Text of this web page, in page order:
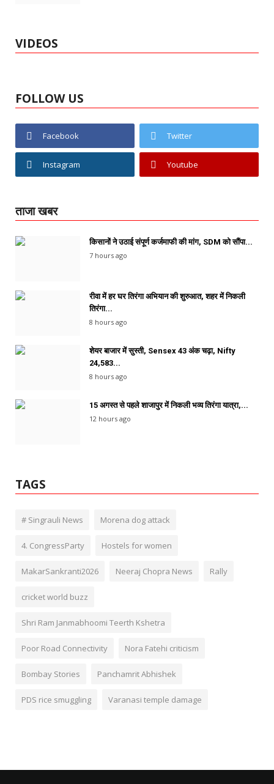
VIDEOS
FOLLOW US
Facebook Twitter
Instagram Youtube
ताजा खबर
किसानों ने उठाई संपूर्ण कर्जमाफी की मांग, SDM को सौंपा...
7 hours ago
रीवा में हर घर तिरंगा अभियान की शुरुआत, शहर में निकली
तिरंगा...
8 hours ago
शेयर बाजार में सुस्ती, Sensex 43 अंक चढ़ा, Nifty
24,583...
8 hours ago
15 अगस्त से पहले शाजापुर में निकली भव्य तिरंगा यात्रा,...
12 hours ago
TAGS
# Singrauli News Morena dog attack
4. CongressParty Hostels for women
MakarSankranti2026 Neeraj Chopra News Rally
cricket world buzz
Shri Ram Janmabhoomi Teerth Kshetra
Poor Road Connectivity Nora Fatehi criticism
Bombay Stories Panchamrit Abhishek
PDS rice smuggling Varanasi temple damage